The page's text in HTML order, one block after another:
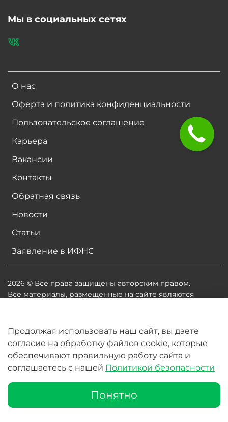
В корзину
О нас
Оферта и политика конфиденциальности
Пользовательское соглашение
Карьера
Вакансии
Контакты
Обратная связь
Новости
Статьи
Заявление в ИФНС
Мы в социальных сетях
2026 © Все права защищены авторским правом.
Все материалы, размещенные на сайте являются
владельцев сайта есть соглашение о размещении
материалов. Копирование любой информации может
повлечь за собой судебное разбирательство.
Продолжая использовать наш сайт, вы даете
согласие на обработку файлов cookie, которые
обеспечивают правильную работу сайта и
соглашаетесь с нашей Политикой безопасности
Понятно